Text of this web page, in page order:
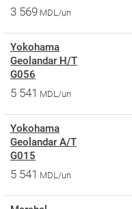
3 569 MDL/un
Yokohama
Geolandar H/T
G056
5 541 MDL/un
Yokohama
Geolandar A/T
G015
5 541 MDL/un